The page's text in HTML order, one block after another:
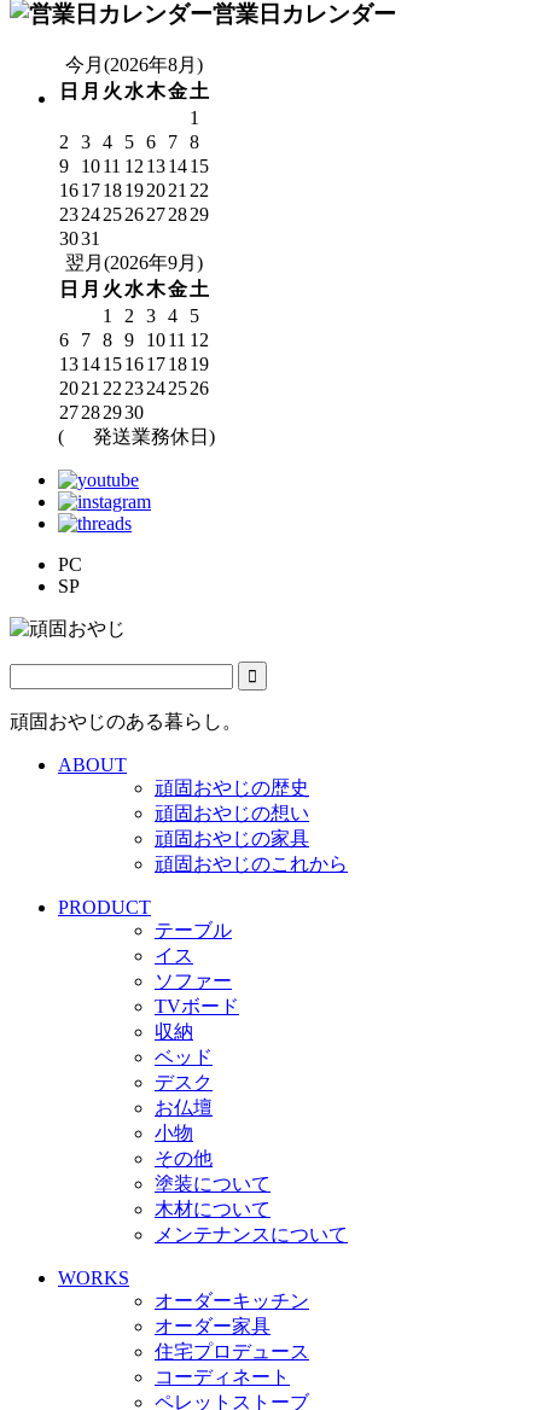
営業日カレンダー
今月(2026年8月)
日 月 火 水木金土
1
2
3 4 5 6 7 8
9
1011 12 131415
161718192021 22
23242526272829
3031
翌月(2026年9月)
日 月 火 水木金土
1
2 3 4
5
6
7 8 9 1011 12
13141516171819
2021 22 23242526
27282930
(
発送業務休日)
PC
SP
頑固おやじのある暮らし。
ABOUT
頑固おやじの歴史
頑固おやじの想い
頑固おやじの家具
頑固おやじのこれから
PRODUCT
テーブル
イス
ソファー
TVボード
収納
ベッド
デスク
お仏壇
小物
その他
塗装について
木材について
メンテナンスについて
WORKS
オーダーキッチン
オーダー家具
住宅プロデュース
コーディネート
ペレットストーブ